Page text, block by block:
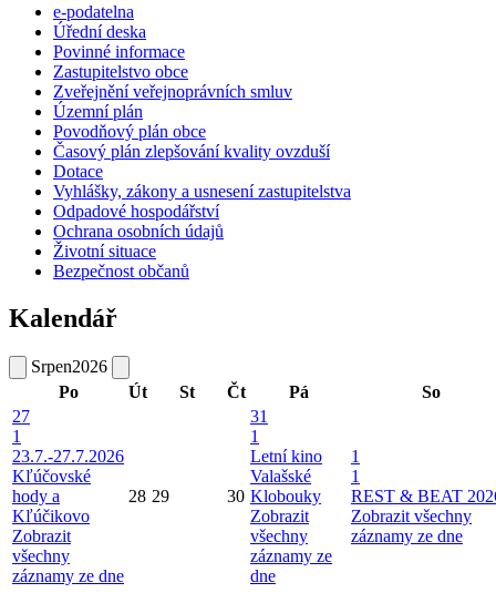
e-podatelna
Úřední deska
Povinné informace
Zastupitelstvo obce
Zveřejnění veřejnoprávních smluv
Územní plán
Povodňový plán obce
Časový plán zlepšování kvality ovzduší
Dotace
Vyhlášky, zákony a usnesení zastupitelstva
Odpadové hospodářství
Ochrana osobních údajů
Životní situace
Bezpečnost občanů
Kalendář
Srpen2026
Po
Út St Čt Pá
So
27
1
23.7.-27.7.2026
Kľúčovské
hody a
Kľúčikovo
Zobrazit
všechny
záznamy ze dne
28 29 30
31
1
Letní kino
Valašské
Klobouky
Zobrazit
všechny
záznamy ze
dne
1
1
REST & BEAT
Zobrazit všechny
záznamy ze dne